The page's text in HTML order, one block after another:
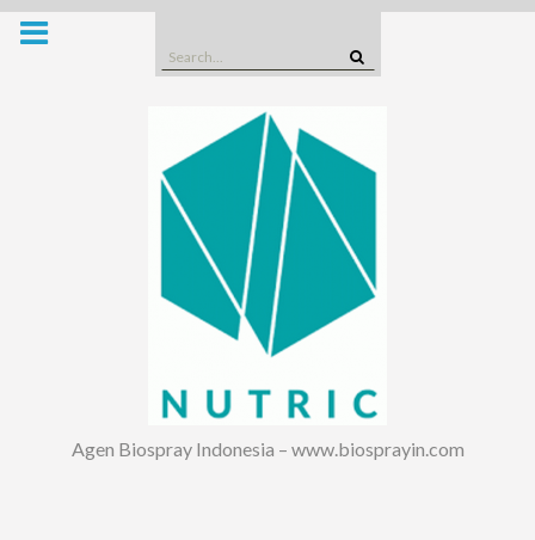
Skip
Search
for:
Agen Biospray Indonesia – www.biosprayin.com